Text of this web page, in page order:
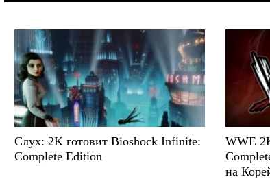
Слух: 2K готовит Bioshock Infinite:
Complete Edition
WWE
на